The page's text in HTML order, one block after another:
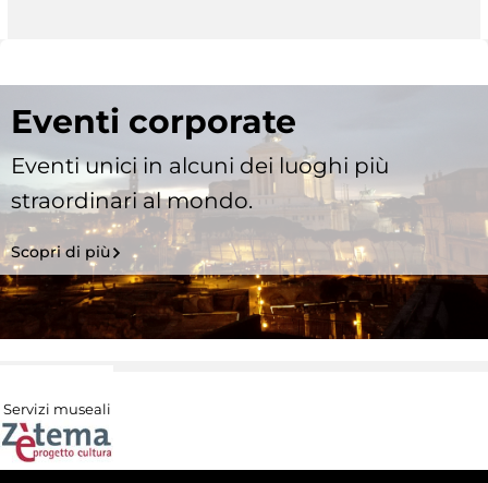
Eventi corporate
Eventi unici in alcuni dei luoghi più
straordinari al mondo.
Scopri di più
Servizi museali